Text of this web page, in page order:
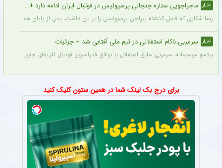
اخبار ماجراجویی ستاره جنجالی پرسپولیس در فوتبال ایران ادامه دارد + جزئیات
رضا شکاری که فصل گذشته پیراهن پرسپولیس را بر تن داشت، پس از پایان همکاری با
اخبار سرمربی ناکام استقلالی در تیم ملی آفتابی شد + جزئیات
پیتسو موسیمانه، سرمربی سابق استقلال با توافق فدراسیون فوتبال آفریقای جنوبی
برای درج بک لینک شما در همین ستون کلیک کنید